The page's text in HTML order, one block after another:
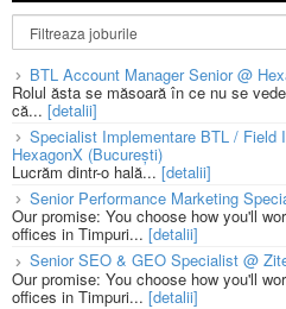
BTL Account Manager Senior @
Rolul ăsta se măsoară în ce nu se
că... [detalii]
Specialist Implementare BTL / Field
HexagonX (București)
Lucrăm dintr-o hală... [detalii]
Senior Performance Marketing
Our promise: You choose how you'll
offices in Timpuri... [detalii]
Senior SEO & GEO Specialist @
Our promise: You choose how you'll
offices in Timpuri... [detalii]